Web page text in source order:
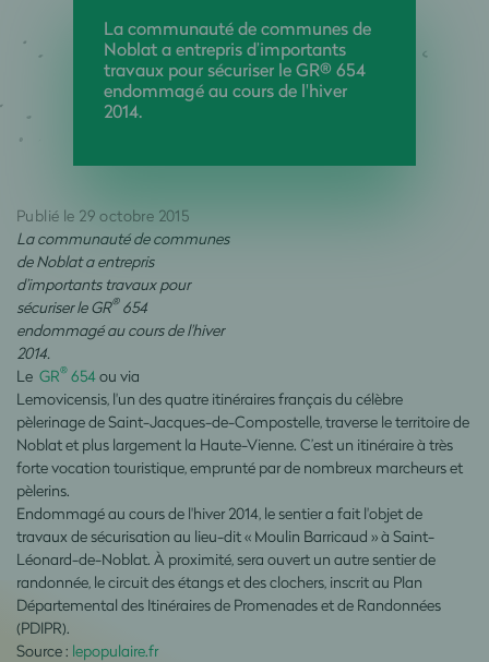
La communauté de communes de
Noblat a entrepris d’importants
travaux pour sécuriser le GR® 654
endommagé au cours de l'hiver
2014.
Publié le 29 octobre 2015
La communauté de communes
de Noblat a entrepris
d’importants travaux pour
sécuriser le GR®654
endommagé au cours de l'hiver
2014.
Le GR® 654ou via
Lemovicensis, l'un des quatre itinéraires français du célèbre
pèlerinage de Saint-Jacques-de-Compostelle, traverse le territoire de
Noblat et plus largement la Haute-Vienne. C’est un itinéraire à très
forte vocation touristique, emprunté par de nombreux marcheurs et
pèlerins.
Endommagé au cours de l'hiver 2014, le sentier a fait l'objet de
travaux de sécurisation au lieu-dit « Moulin Barricaud » à Saint-
Léonard-de-Noblat. À proximité, sera ouvert un autre sentier de
randonnée, le circuit des étangs et des clochers, inscrit au Plan
Départemental des Itinéraires de Promenades et de Randonnées
(PDIPR).
Source : lepopulaire.fr